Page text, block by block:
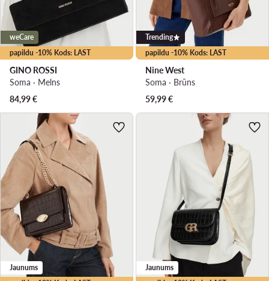
papildu -10% Kods: LAST
weCare
GINO ROSSI
Soma · Melns
84,99€
papildu -10% Kods: LAST
Trending
Nine West
Soma · Brūns
59,99€
Jaunums Jaunums